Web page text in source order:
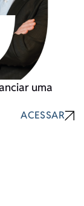
uma
ACESSAR